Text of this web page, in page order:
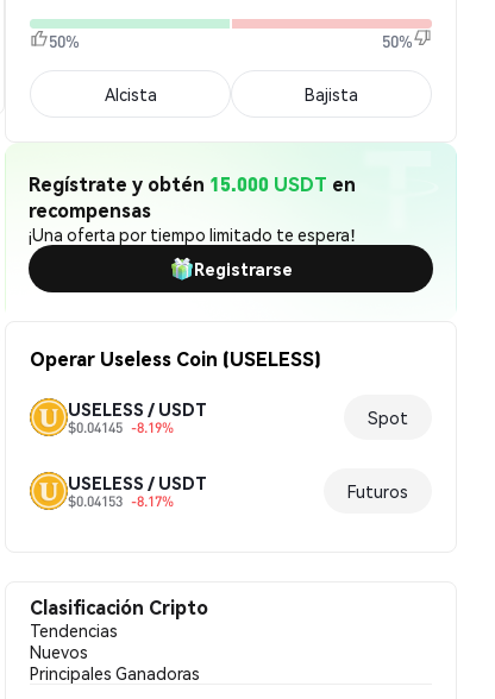
50% 50%
Alcista Bajista
Regístrate y obtén 15.000 USDT en
recompensas
¡Una oferta por tiempo limitado te espera!
Registrarse
Operar Useless Coin (USELESS)
USELESS / USDT
$0.04145 -8.19% Spot
USELESS / USDT
$0.04153 -8.17% Futuros
Clasificación Cripto
Tendencias
Nuevos
Principales Ganadoras